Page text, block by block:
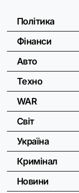
Політика
Фінанси
Авто
Техно
WAR
Світ
Україна
Кримінал
Новини